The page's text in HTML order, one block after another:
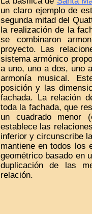
un claro ejemplo de
segunda mitad del
la realización de la
se combinaron
proyecto. Las
sistema armónico
a uno, uno a dos, uno
armonía musical.
posición y las
fachada. La relación
toda la fachada, que
un cuadrado menor
establece las
inferior y circunscribe
mantiene en todos los
geométrico basado en
duplicación de las
relación.